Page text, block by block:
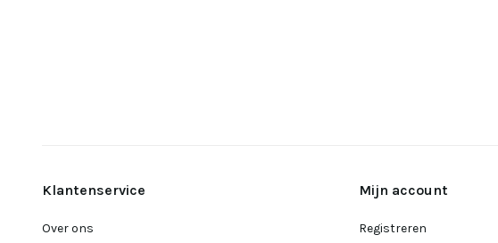
Klantenservice
Over ons
Mijn account
Registreren